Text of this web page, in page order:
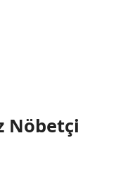
Nöbetçi